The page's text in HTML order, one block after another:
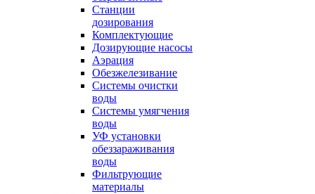
Станции
дозирования
Комплектующие
Дозирующие насосы
Аэрация
Обезжелезивание
Системы очистки
воды
Системы умягчения
воды
УФ установки
обеззараживания
воды
Фильтрующие
материалы